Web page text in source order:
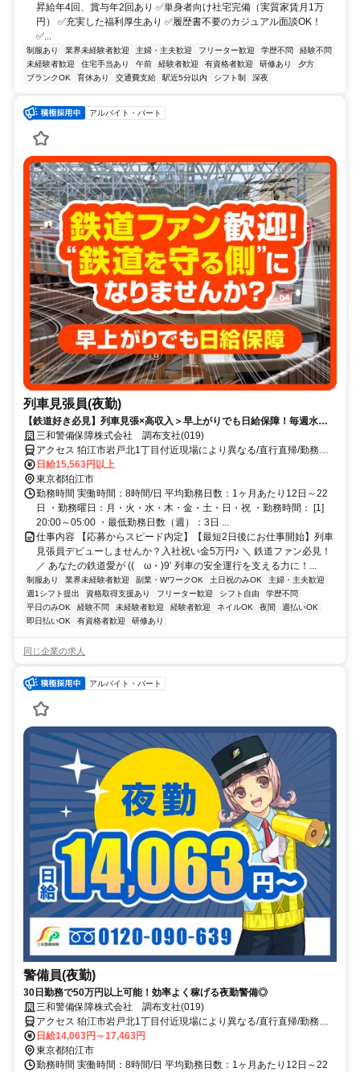
昇給年4回、賞与年2回あり ✅単身者向け社宅完備（実質家賃月1万
円） ✅充実した福利厚生あり ✅履歴書不要のカジュアル面談OK！
✅...
制服あり 業界未経験者歓迎 主婦・主夫歓迎 フリーター歓迎 学歴不問
経験不問
未経験者歓迎
住宅手当あり 午前 経験者歓迎 有資格者歓迎 研修あり
夕方
ブランクOK
育休あり 交通費支給 駅近5分以内 シフト制 深夜
アルバイト・パート
列車見張員(夜勤)
【鉄道好き必見】列車見張×高収入＞早上がりでも日給保障！毎週水曜
が給料日！日払いもOK！
三和警備保障株式会社 調布支社(019)
アクセス 狛江市岩戸北1丁目付近現場により異なる/直行直帰/勤務地
相談可■電話面接■来社不要
日給15,563円以上
東京都狛江市
勤務時間 実働時間：8時間/日 平均勤務日数：1ヶ月あたり12日～22
日 ・勤務曜日：月・火・水・木・金・土・日・祝 ・勤務時間： [1]
20:00～05:00 ・最低勤務日数（週）：3日 ...
仕事内容 【応募からスピード内定】【最短2日後にお仕事開始】列車
見張員デビューしませんか？入社祝い金5万円♪ ＼ 鉄道ファン必見！
／ あなたの鉄道愛が ((ゝω・)9’ 列車の安全運行を支える力に！...
制服あり 業界未経験者歓迎 副業・WワークOK 土日祝のみOK
主婦・主夫歓迎
週1シフト提出
資格取得支援あり フリーター歓迎 シフト自由
学歴不問
平日のみOK
経験不問 未経験者歓迎 経験者歓迎 ネイルOK 夜間
週払いOK
即日払いOK
有資格者歓迎 研修あり
同じ企業の求人
アルバイト・パート
警備員(夜勤)
30日勤務で50万円以上可能！効率よく稼げる夜勤警備◎
三和警備保障株式会社 調布支社(019)
アクセス 狛江市岩戸北1丁目付近現場により異なる/直行直帰/勤務地
相談可■電話面接■来社不要
日給14,063円～17,463円
東京都狛江市
勤務時間 実働時間：8時間/日 平均勤務日数：1ヶ月あたり12日～22